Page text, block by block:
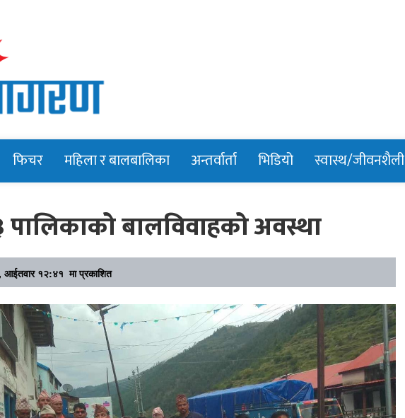
फिचर महिला र बालबालिका अन्तर्वार्ता भिडियो स्वास्थ/जीवनशैली
३ पालिकाको बालविवाहको अवस्था
१२:४१ मा प्रकाशित